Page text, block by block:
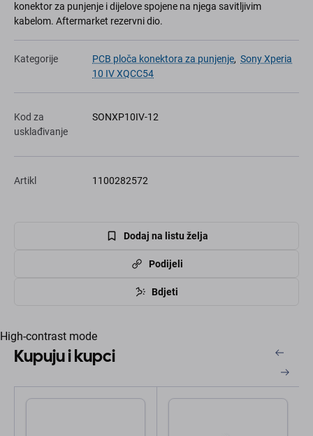
konektor za punjenje i dijelove spojene na njega savitljivim
kabelom. Aftermarket rezervni dio.
Kategorije PCB ploča konektora za punjenje, Sony Xperia
10 IV XQCC54
Kod za
usklađivanje
SONXP10IV-12
Artikl 1100282572
Dodaj na listu želja
Podijeli
Bdjeti
High-contrast mode
Kupuju i kupci